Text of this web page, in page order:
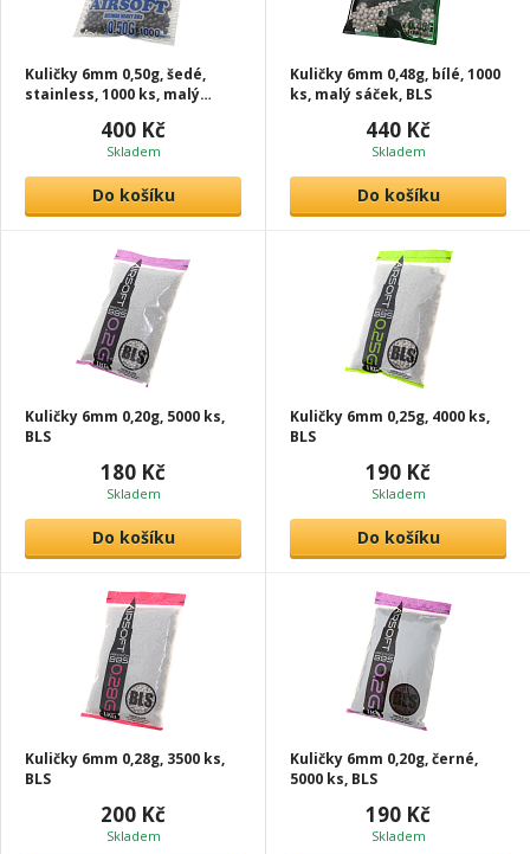
Kuličky 6mm 0,50g, šedé,
stainless, 1000 ks, malý
400 Kč
Skladem
Do košíku
Kuličky 6mm 0,48g, bílé, 1000
ks, malý sáček, BLS
440 Kč
Skladem
Do košíku
Kuličky 6mm 0,20g, 5000 ks,
BLS
180 Kč
Skladem
Do košíku
Kuličky 6mm 0,25g, 4000 ks,
BLS
190 Kč
Skladem
Do košíku
Kuličky 6mm 0,28g, 3500 ks,
BLS
200 Kč
Skladem
Kuličky 6mm 0,20g, černé,
5000 ks, BLS
190 Kč
Skladem